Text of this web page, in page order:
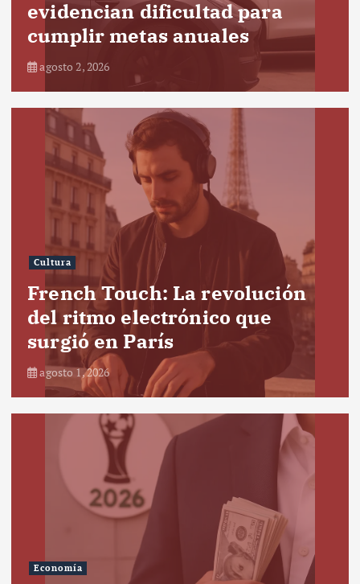
evidencian dificultad para
cumplir metas anuales
agosto 2, 2026
Cultura
French Touch: La revolución
del ritmo electrónico que
surgió en París
agosto 1, 2026
Economía